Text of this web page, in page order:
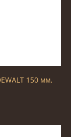
150 мм,